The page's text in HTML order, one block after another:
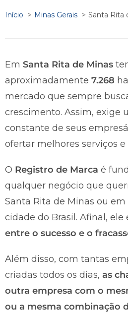
Início Minas Gerais Santa Rita
Em Santa Rita de Minas
aproximadamente 7.268
mercado que sempre
crescimento. Assim, exige
constante de seus
ofertar melhores serviços e
O Registro de Marca é
qualquer negócio que
Santa Rita de Minas ou
cidade do Brasil. Afinal, ele
entre o sucesso e o
Além disso, com tantas
criadas todos os dias, as
outra empresa com o
ou a mesma combinação